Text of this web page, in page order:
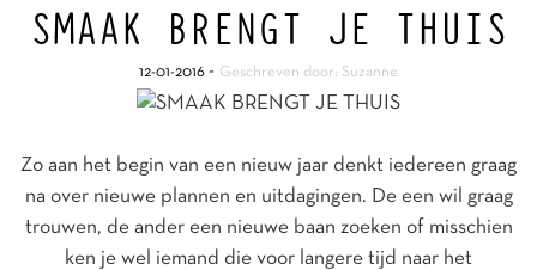
SMAAK BRENGT JE THUIS
12-01-2016 - Geschreven door: Suzanne
Zo aan het begin van een nieuw jaar denkt iedereen graag
na over nieuwe plannen en uitdagingen. De een wil graag
trouwen, de ander een nieuwe baan zoeken of misschien
ken je wel iemand die voor langere tijd naar het